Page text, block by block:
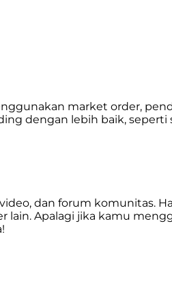
market order,
dengan lebih baik, seperti
dan forum komunitas.
Apalagi jika kamu